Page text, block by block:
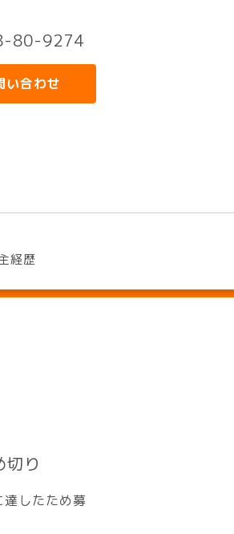
80-9274
い合わせ
経歴
り
したため募